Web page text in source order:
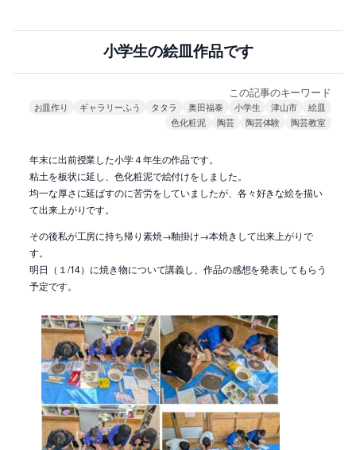
小学生の絵皿作品です
この記事のキーワード
お皿作り ギャラリーふう タタラ 奥田福泰 小学生 津山市
絵皿
色化粧泥
陶芸 陶芸体験 陶芸教室
年末に出前授業した小学４年生の作品です。
粘土を板状に延し、色化粧泥で絵付けをしました。
均一な厚さに延ばすのに苦労をしていましたが、各々好きな絵を描い
て出来上がりです。
その後私が工房に持ち帰り素焼→釉掛け→本焼きして出来上がりで
す。
明日（１/14）に焼き物について講義し、作品の感想を発表してもらう
予定です。